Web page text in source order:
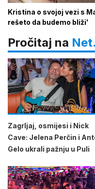
Kristina o svojoj vezi s
rešeto da budemo bliži'
Pročitaj na
Zagrljaj, osmijesi i Nick
Cave: Jelena Perčin i
Gelo ukrali pažnju u Puli